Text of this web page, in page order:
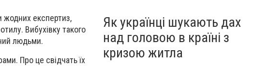
жодних експертиз,
Вибухівку такого
людьми.
Про це свідчать їх
Як українці шукають дах
над головою в країні з
кризою житла